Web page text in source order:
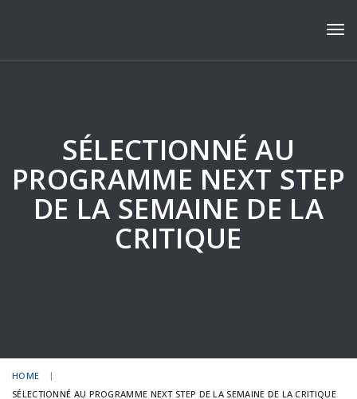
SÉLECTIONNÉ AU
PROGRAMME NEXT STEP
DE LA SEMAINE DE LA
CRITIQUE
HOME
SÉLECTIONNÉ AU PROGRAMME NEXT STEP DE LA SEMAINE DE LA CRITIQUE